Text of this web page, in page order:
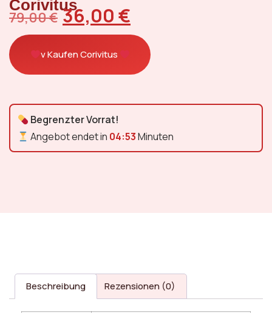
Corivitus
79,00€ 36,00€
v Kaufen Corivitus
Begrenzter Vorrat!
Angebot endet in 04:52Minuten
Beschreibung Rezensionen (0)